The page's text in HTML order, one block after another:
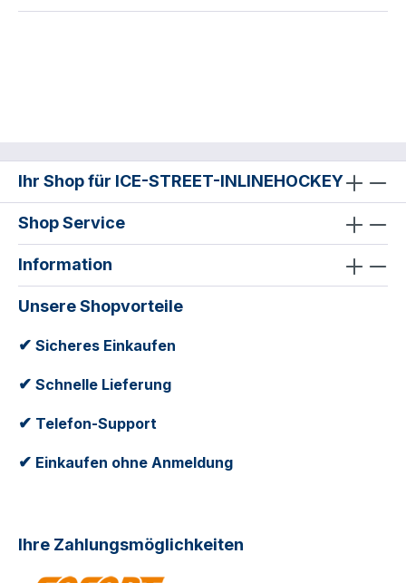
Ihr Shop für ICE-STREET-INLINEHOCKEY
Shop Service
Information
Unsere Shopvorteile
✔ Sicheres Einkaufen
✔ Schnelle Lieferung
✔ Telefon-Support
✔ Einkaufen ohne Anmeldung
Ihre Zahlungsmöglichkeiten